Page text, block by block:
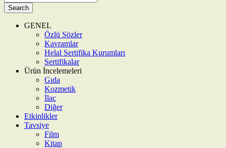
Search
GENEL
Özlü Sözler
Kavramlar
Helal Sertifika Kurumları
Sertifikalar
Ürün İncelemeleri
Gıda
Kozmetik
İlaç
Diğer
Etkinlikler
Tavsiye
Film
Kitap